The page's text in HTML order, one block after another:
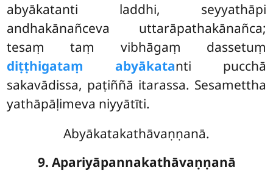
abyākatanti laddhi, seyyathāpi
andhakānañceva uttarāpathakānañca;
tesaṃ taṃ vibhāgaṃ dassetuṃ
diṭṭhigataṃ abyākatanti pucchā
sakavādissa, paṭiññā itarassa. Sesamettha
yathāpāḷimeva niyyātīti.
Abyākatakathāvaṇṇanā.
9. Apariyāpannakathāvaṇṇanā